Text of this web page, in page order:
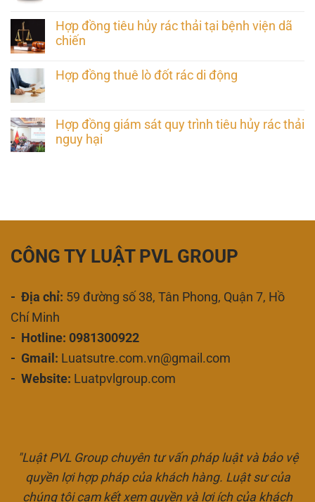
Hợp đồng tiêu hủy rác thải tại bệnh viện dã
chiến
Hợp đồng thuê lò đốt rác di động
Hợp đồng giám sát quy trình tiêu hủy rác thải
nguy hại
CÔNG TY LUẬT PVL GROUP
- Địa chỉ: 59 đường số 38, Tân Phong, Quận 7, Hồ
Chí Minh
- Hotline: 0981300922
- Gmail: Luatsutre.com.vn@gmail.com
- Website: Luatpvlgroup.com
"Luật PVL Group chuyên tư vấn pháp luật và bảo vệ
quyền lợi hợp pháp của khách hàng. Luật sư của
chúng tôi cam kết xem quyền và lợi ích của khách